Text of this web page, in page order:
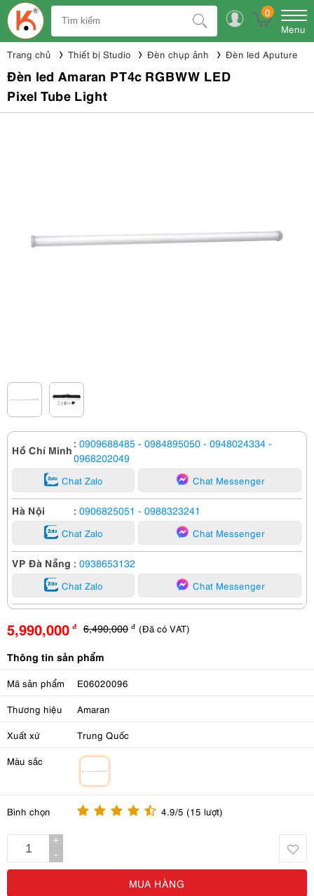
0
Menu
Trang chủ Thiết bị Studio Đèn chụp ảnh Đèn led Aputure
Đèn led Amaran PT4c RGBWW LED
Pixel Tube Light
Hồ Chí Minh : 0909688485 - 0984895050 - 0948024334 -
0968202049
Chat Zalo Chat Messenger
Hà Nội : 0906825051 - 0988323241
Chat Zalo Chat Messenger
VP Đà Nẵng : 0938653132
Chat Zalo Chat Messenger
5,990,000 đ 6,490,000 đ (Đã có VAT)
Thông tin sản phẩm
Mã sản phẩm E06020096
Thương hiệu Amaran
Xuất xứ Trung Quốc
Màu sắc
Bình chọn 4.9/5 (15 lượt)
+
-
MUA HÀNG